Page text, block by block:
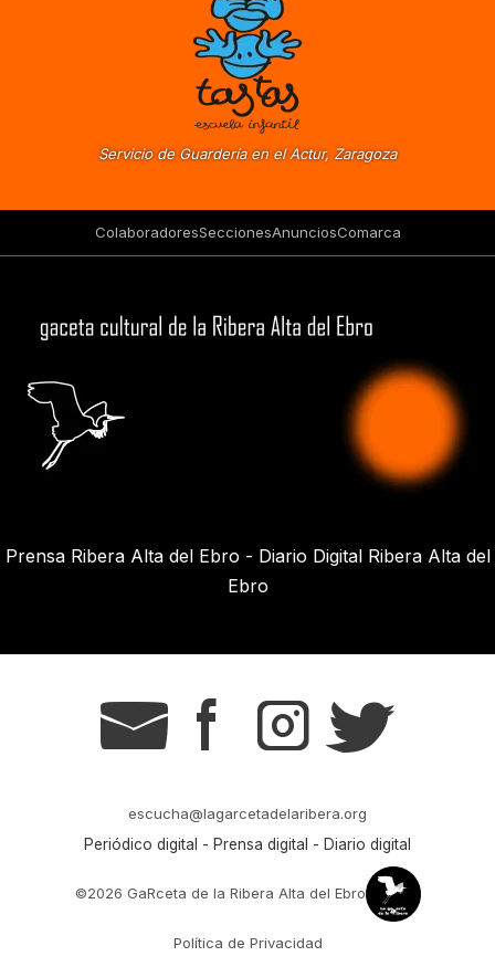
Servicio de Guardería en el Actur, Zaragoza
ColaboradoresSeccionesAnunciosComarca
Prensa Ribera Alta del Ebro - Diario Digital Ribera Alta del
Ebro
g s t r
escucha@lagarcetadelaribera.org
Periódico digital - Prensa digital - Diario digital
©2026 GaRceta de la Ribera Alta del Ebro
Política de Privacidad